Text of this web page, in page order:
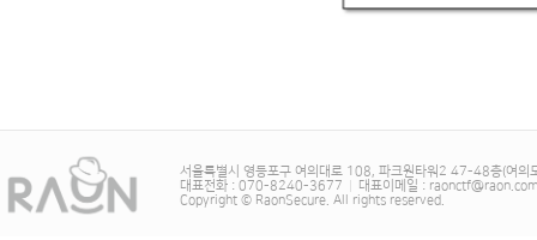
서울특별시 영등포구 여의대로 108, 파크원타워2 47-48층(여의
대표전화 : 070-8240-3677
대표이메일 :
Copyright © RaonSecure. All rights reserved.